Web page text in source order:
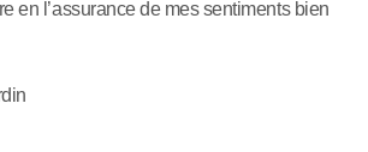
en l’assurance de mes sentiments bien